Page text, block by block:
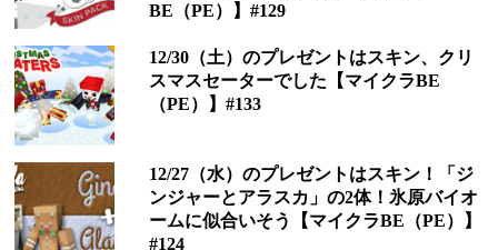
BE（PE）】#129
12/30（土）のプレゼントはスキン、クリ
スマスセーターでした【マイクラBE
（PE）】#133
12/27（水）のプレゼントはスキン！「ジ
ンジャーとアラスカ」の2体！氷原バイオ
ームに似合いそう【マイクラBE（PE）】
#124